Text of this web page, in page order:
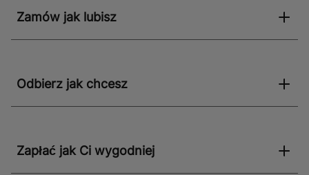
Zamów jak lubisz
Odbierz jak chcesz
Zapłać jak Ci wygodniej